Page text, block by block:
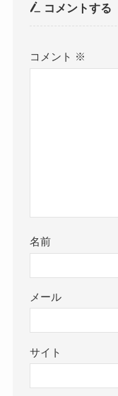
コメントする
コメント ※
名前
メール
サイト